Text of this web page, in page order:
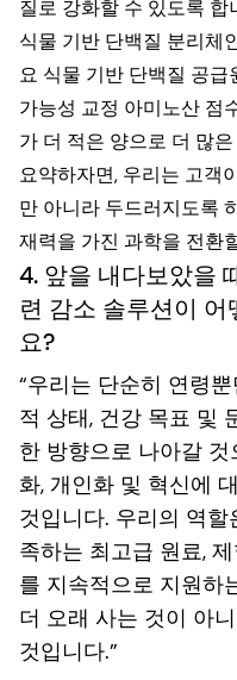
질로 강화할 수 있도록 합
식물 기반 단백질 분리체
요 식물 기반 단백질 공
가능성 교정 아미노산 점
가 더 적은 양으로 더 많
요약하자면, 우리는 고객
만 아니라 두드러지도록
재력을 가진 과학을 전환
4. 앞을 내다보았을
련 감소 솔루션이
요?
“우리는 단순히 연령
적 상태, 건강 목표 및
한 방향으로 나아갈
화, 개인화 및 혁신에
것입니다. 우리의 역
족하는 최고급 원료,
를 지속적으로 지원하
더 오래 사는 것이 아
것입니다.”